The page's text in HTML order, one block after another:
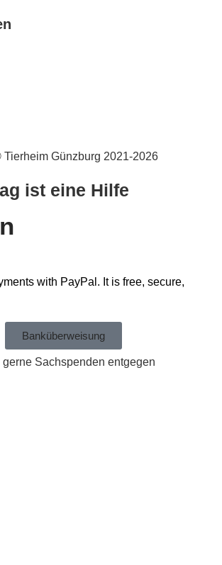
Tierheim Günzburg 2021-2026
ist eine Hilfe
Banküberweisung
Sachspenden entgegen